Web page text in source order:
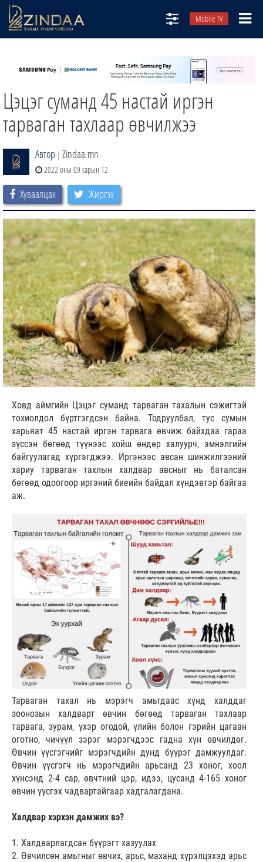
Mobile TV
ТВ8
ӨГЛӨӨНИЙ СОНИН
АУДИО ЗОХИОЛ
ЗИНДАА СЭТГҮҮЛ
Цэцэг суманд 45 настай иргэн
тарваган тахлаар өвчилжээ
Автор | Zindaa.mn
2022 оны 09 сарын 12
Хуваалцах Жиргэх
Ховд аймгийн Цэцэг суманд тарваган тахалын сэжигтэй
тохиолдол бүртгэгдсэн байна. Тодруулбал, тус сумын
харьяат 45 настай иргэн тарвага өвчиж байхдаа гараа
зүссэн бөгөөд түүнээс хойш өндөр халуурч, эмнэлгийн
байгуулагад хүргэгджээ. Иргэнээс авсан шинжилгээний
хариу тарваган тахлын халдвар авсныг нь баталсан
бөгөөд одоогоор иргэний биеийн байдал хүндэвтэр байгаа
аж.
Тарваган тахал нь мэрэгч амьтдаас хүнд халддаг
зоонозын халдварт өвчин бөгөөд тарваган тахлаар
тарвага, зурам, үхэр огодой, үлийн болон гэрийн цагаан
оготно, чичүүл зэрэг мэрэгчдээс гадна хүн өвчилдөг.
Өвчин үүсгэгчийг мэрэгчдийн дунд бүүрэг дамжуулдаг.
Өвчин үүсгэгч нь мэрэгчдийн арьсанд 23 хоног, хоол
хүнсэнд 2-4 сар, өвчтний цэр, идээ, цусанд 4-165 хоног
өвчин үүсгэх чадвартайгаар хадгалагдана.
Халдвар хэрхэн дамжих вэ?
1. Халдварлагдсан бүүрэгт хазуулах
2. Өвчилсөн амьтныг өвчих, арьс, маханд хүрэлцэхэд арьс